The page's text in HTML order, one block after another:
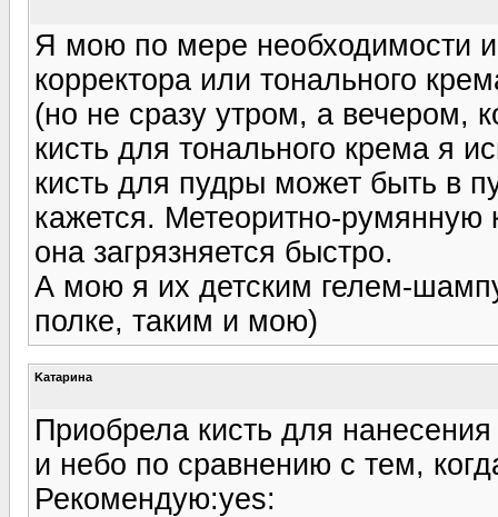
Я мою по мере необходимости
корректора или тонального
(но не сразу утром, а вечером,
кисть для тонального крема я
кисть для пудры может быть в
кажется. Метеоритно-румянную
она загрязняется быстро.
А мою я их детским гелем-
полке, таким и мою)
Kатарина
Приобрела кисть для
и небо по сравнению с тем,
Рекомендую:yes: